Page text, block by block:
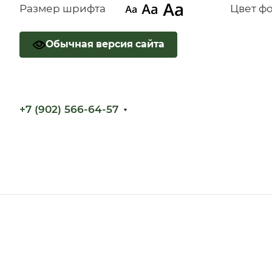
Размер шрифта Цвет
Обычная версия сайта
+7 (902) 566-64-57